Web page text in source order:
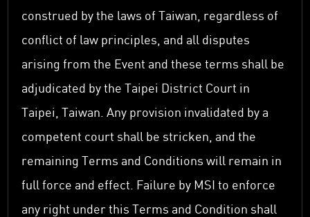
construed by the laws of Taiwan, regardless of
conflict of law principles, and all disputes
arising from the Event and these terms shall be
adjudicated by the Taipei District Court in
Taipei, Taiwan. Any provision invalidated by a
competent court shall be stricken, and the
remaining Terms and Conditions will remain in
full force and effect. Failure by MSI to enforce
any right under this Terms and Condition shall